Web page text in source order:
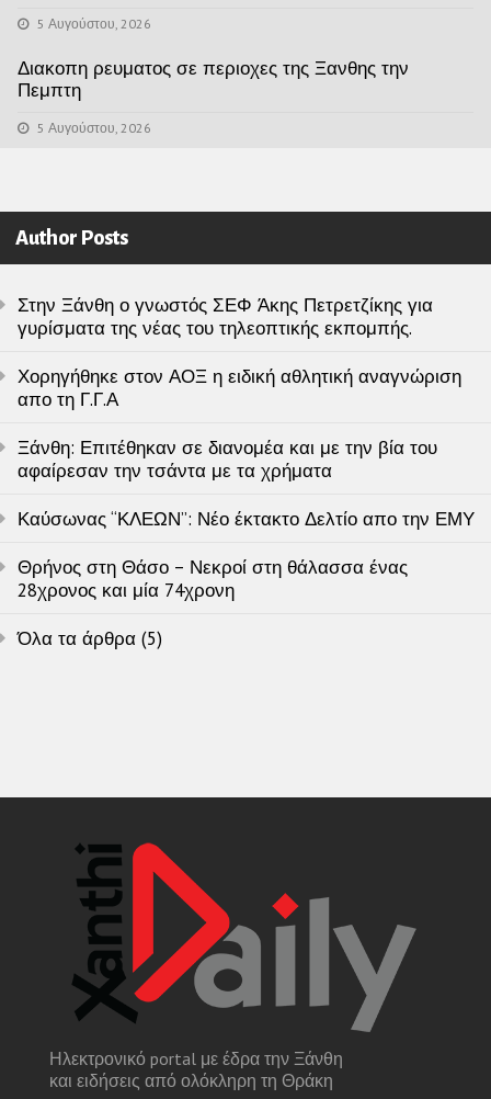
5 Αυγούστου, 2026
Διακοπη ρευματος σε περιοχες της Ξανθης την
Πεμπτη
5 Αυγούστου, 2026
Author Posts
Στην Ξάνθη ο γνωστός ΣΕΦ Άκης Πετρετζίκης για
γυρίσματα της νέας του τηλεοπτικής εκπομπής.
Χορηγήθηκε στον ΑΟΞ η ειδική αθλητική αναγνώριση
απο τη Γ.Γ.Α
Ξάνθη: Επιτέθηκαν σε διανομέα και με την βία του
αφαίρεσαν την τσάντα με τα χρήματα
Καύσωνας “ΚΛΕΩΝ”: Νέο έκτακτο Δελτίο απο την ΕΜΥ
Θρήνος στη Θάσο – Νεκροί στη θάλασσα ένας
28χρονος και μία 74χρονη
Όλα τα άρθρα (5)
Ηλεκτρονικό portal με έδρα την Ξάνθη
και ειδήσεις από ολόκληρη τη Θράκη